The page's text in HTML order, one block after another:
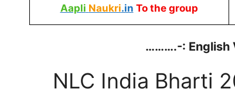
Aapli Naukri.in To the group
……….-: English
NLC India Bharti